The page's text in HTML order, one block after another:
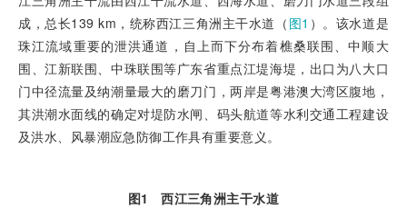
成，总长139 km，统称西江三角洲主干水道（ 图1 ）。该水道是
珠江流域重要的泄洪通道，自上而下分布着樵桑联围、中顺大
围、江新联围、中珠联围等广东省重点江堤海堤，出口为八大口
门中径流量及纳潮量最大的磨刀门，两岸是粤港澳大湾区腹地，
其洪潮水面线的确定对堤防水闸、码头航道等水利交通工程建设
及洪水、风暴潮应急防御工作具有重要意义。
图1
西江三角洲主干水道